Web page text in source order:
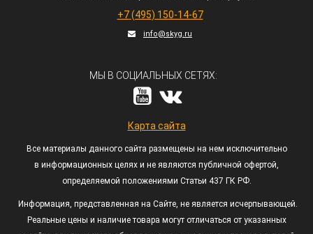
+7 (495) 150-14-67
info@skyg.ru
МЫ В СОЦИАЛЬНЫХ СЕТЯХ:
Карта сайта
Все материалы данного сайта размещены на нем исключительно
в информационных целях и не являются публичной офертой,
определяемой положениями Статьи 437 ГК РФ.
Информация, представленная на Сайте, не является исчерпывающей.
Реальные цены и наличие товара могут отличаться от указанных